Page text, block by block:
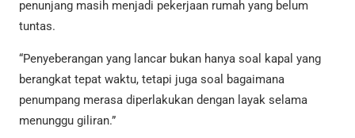
penunjang masih menjadi pekerjaan rumah yang belum
tuntas.
“Penyeberangan yang lancar bukan hanya soal kapal yang
berangkat tepat waktu, tetapi juga soal bagaimana
penumpang merasa diperlakukan dengan layak selama
menunggu giliran.”